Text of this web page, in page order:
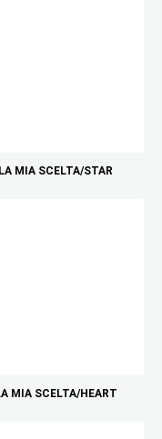
LA MIA SCELTA/STAR
MIA SCELTA/HEART